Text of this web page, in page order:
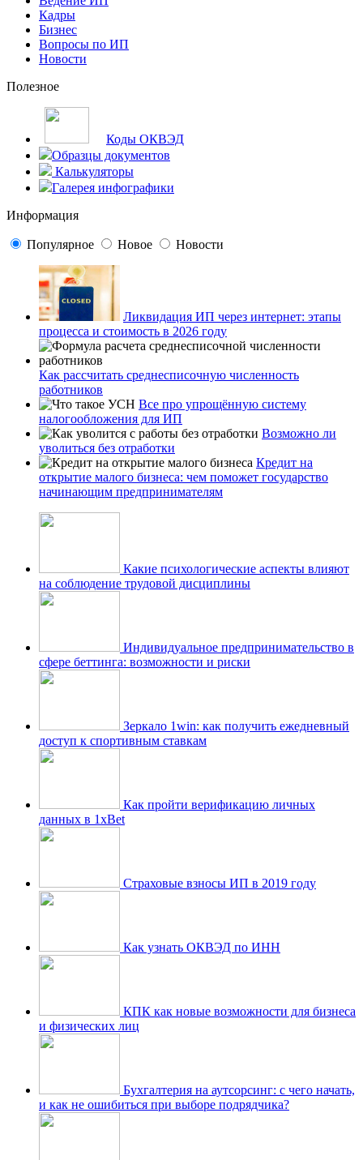
Кадры
Бизнес
Вопросы по ИП
Новости
Полезное
Коды ОКВЭД
Образцы документов
Калькуляторы
Галерея инфографики
Информация
Популярное Новое Новости
Ликвидация ИП через интернет: этапы
процесса и стоимость в 2026 году
Как рассчитать среднесписочную численность
работников
Все про упрощённую систему
налогообложения для ИП
Возможно ли
уволиться без отработки
Кредит на
открытие малого бизнеса: чем поможет государство
начинающим предпринимателям
Какие психологические аспекты влияют
на соблюдение трудовой дисциплины
Индивидуальное предпринимательство в
сфере беттинга: возможности и риски
Зеркало 1win: как получить ежедневный
доступ к спортивным ставкам
Как пройти верификацию личных
данных в 1xBet
Страховые взносы ИП в 2019 году
Как узнать ОКВЭД по ИНН
КПК как новые возможности для бизнеса
и физических лиц
Бухгалтерия на аутсорсинг: с чего начать,
и как не ошибиться при выборе подрядчика?